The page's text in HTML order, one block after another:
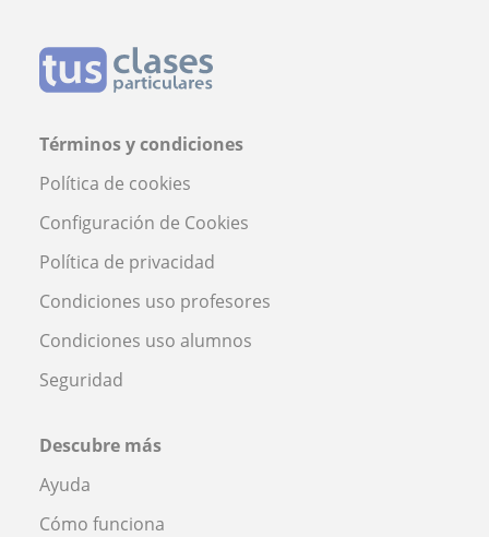
Términos y condiciones
Política de cookies
Configuración de Cookies
Política de privacidad
Condiciones uso profesores
Condiciones uso alumnos
Seguridad
Descubre más
Ayuda
Cómo funciona